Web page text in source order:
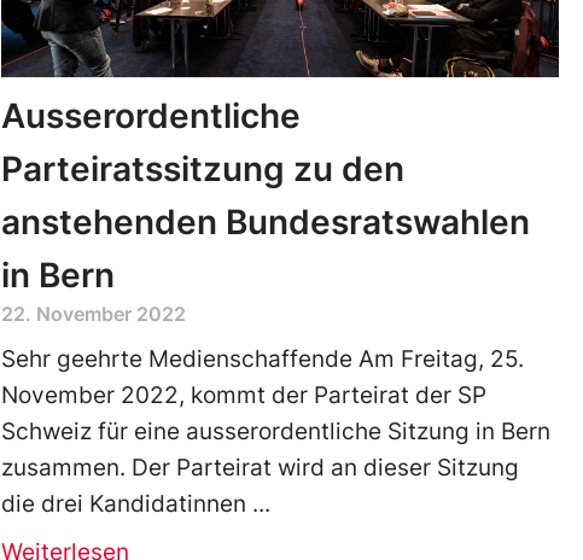
Ausserordentliche
Parteiratssitzung zu den
anstehenden Bundesratswahlen
in Bern
22. November 2022
Sehr geehrte Medienschaffende Am Freitag, 25.
November 2022, kommt der Parteirat der SP
Schweiz für eine ausserordentliche Sitzung in Bern
zusammen. Der Parteirat wird an dieser Sitzung
die drei Kandidatinnen
Weiterlesen